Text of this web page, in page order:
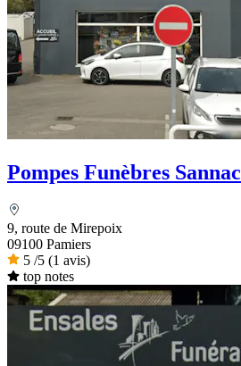
Pompes Funèbres Sannac
9, route de Mirepoix
09100 Pamiers
5 /5 (1 avis)
top notes